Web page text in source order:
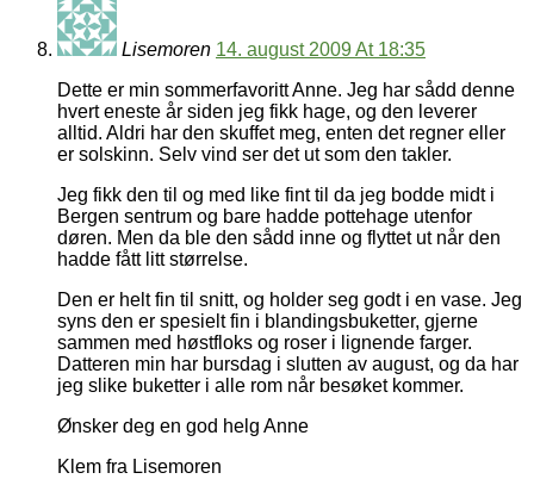
Lisemoren 14. august 2009 At 18:35
Dette er min sommerfavoritt Anne. Jeg har sådd denne
hvert eneste år siden jeg fikk hage, og den leverer
alltid. Aldri har den skuffet meg, enten det regner eller
er solskinn. Selv vind ser det ut som den takler.
Jeg fikk den til og med like fint til da jeg bodde midt i
Bergen sentrum og bare hadde pottehage utenfor
døren. Men da ble den sådd inne og flyttet ut når den
hadde fått litt størrelse.
Den er helt fin til snitt, og holder seg godt i en vase. Jeg
syns den er spesielt fin i blandingsbuketter, gjerne
sammen med høstfloks og roser i lignende farger.
Datteren min har bursdag i slutten av august, og da har
jeg slike buketter i alle rom når besøket kommer.
Ønsker deg en god helg Anne
Klem fra Lisemoren